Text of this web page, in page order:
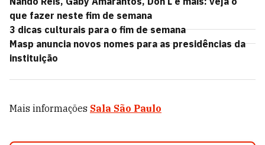
que fazer neste fim de semana
3 dicas culturais para o fim de semana
Masp anuncia novos nomes para as presidências da
instituição
Mais informações Sala São Paulo